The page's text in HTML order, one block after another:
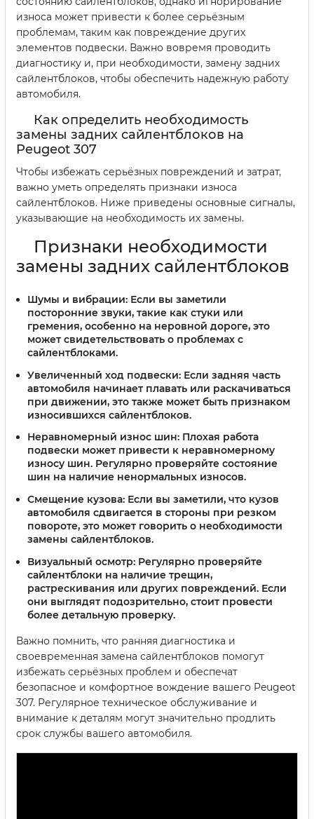
износа может привести к более серьёзным
проблемам, таким как повреждение других
элементов подвески. Важно вовремя проводить
диагностику и, при необходимости, замену задних
сайлентблоков, чтобы обеспечить надежную работу
автомобиля.
Как определить необходимость
замены задних сайлентблоков на
Peugeot 307
Чтобы избежать серьёзных повреждений и затрат,
важно уметь определять признаки износа
сайлентблоков. Ниже приведены основные сигналы,
указывающие на необходимость их замены.
Признаки необходимости
замены задних сайлентблоков
Шумы и вибрации: Если вы заметили
посторонние звуки, такие как стуки или
гремения, особенно на неровной дороге, это
может свидетельствовать о проблемах с
сайлентблоками.
Увеличенный ход подвески: Если задняя часть
автомобиля начинает плавать или раскачиваться
при движении, это также может быть признаком
износившихся сайлентблоков.
Неравномерный износ шин: Плохая работа
подвески может привести к неравномерному
износу шин. Регулярно проверяйте состояние
шин на наличие ненормальных износов.
Смещение кузова: Если вы заметили, что кузов
автомобиля сдвигается в стороны при резком
повороте, это может говорить о необходимости
замены сайлентблоков.
Визуальный осмотр: Регулярно проверяйте
сайлентблоки на наличие трещин,
растрескивания или других повреждений. Если
они выглядят подозрительно, стоит провести
более детальную проверку.
Важно помнить, что ранняя диагностика и
своевременная замена сайлентблоков помогут
избежать серьёзных проблем и обеспечат
безопасное и комфортное вождение вашего Peugeot
307. Регулярное техническое обслуживание и
внимание к деталям могут значительно продлить
срок службы вашего автомобиля.